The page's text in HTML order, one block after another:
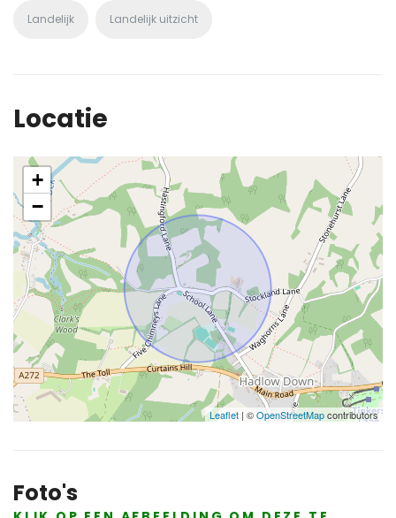
Landelijk Landelijk uitzicht
Locatie
+
−
Leaflet | ©OpenStreetMapcontributors
Foto's